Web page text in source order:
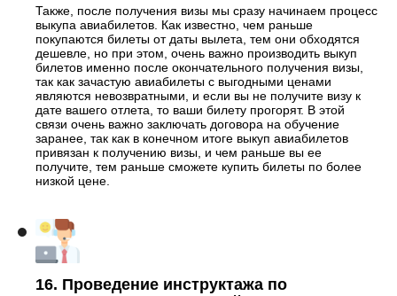
Также, после получения визы мы сразу начинаем процесс
выкупа авиабилетов. Как известно, чем раньше
покупаются билеты от даты вылета, тем они обходятся
дешевле, но при этом, очень важно производить выкуп
билетов именно после окончательного получения визы,
так как зачастую авиабилеты с выгодными ценами
являются невозвратными, и если вы не получите визу к
дате вашего отлета, то ваши билету прогорят. В этой
связи очень важно заключать договора на обучение
заранее, так как в конечном итоге выкуп авиабилетов
привязан к получению визы, и чем раньше вы ее
получите, тем раньше сможете купить билеты по более
низкой цене.
16. Проведение инструктажа по